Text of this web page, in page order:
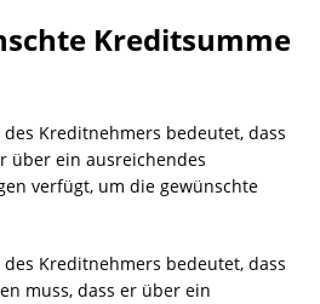
Kreditsumme
Kreditnehmers bedeutet, dass
über ein ausreichendes
verfügt, um die gewünschte
Kreditnehmers bedeutet, dass
muss, dass er über ein